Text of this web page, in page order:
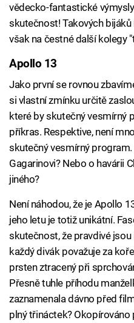
vědecko-fantastické
skutečnost! Takových
však na čestné další kolegy
Apollo 13
Jako první se rovnou
si vlastní zmínku určitě
které by skutečný vesmírný
příkras. Respektive, není
skutečný vesmírný
Gagarinovi? Nebo o havárii
jiného?
Není náhodou, že je Apollo
jeho letu je totiž unikátní.
skutečnost, že pravdivé
každý divák považuje za
prsten ztracený při
Přesně tuhle příhodu
zaznamenala dávno před
plný třináctek? Okopírováno